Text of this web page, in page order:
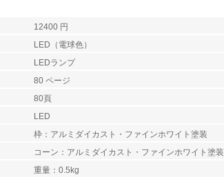
12400 円
LED（電球色）
LEDランプ
80 ページ
80頁
LED
枠：アルミダイカスト・ファインホワイト塗装
コーン：アルミダイカスト・ファインホワイト塗装
重量：0.5kg